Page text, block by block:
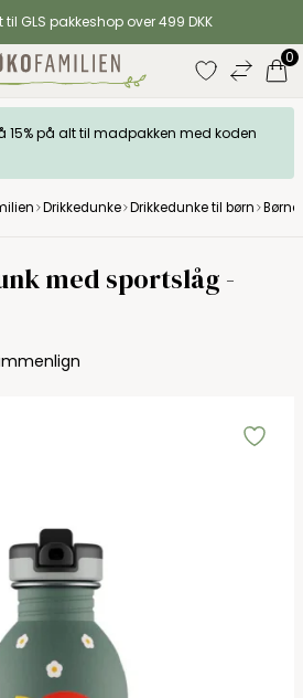
GLS pakkeshop over 499 DKK
0
Få 15% på alt til madpakken med koden
Drikkedunke Drikkedunke til børn
med sportslåg -